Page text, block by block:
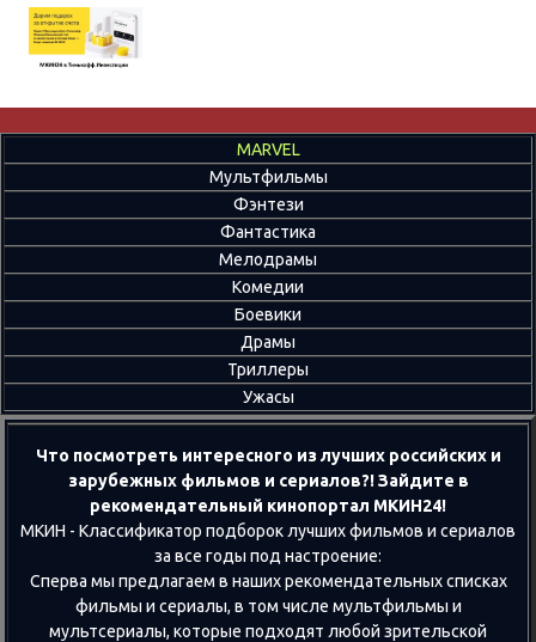
MARVEL
Мультфильмы
Фэнтези
Фантастика
Мелодрамы
Комедии
Боевики
Драмы
Триллеры
Ужасы
Что посмотреть интересного из лучших российских и
зарубежных фильмов и сериалов?! Зайдите в
рекомендательный кинопортал МКИН24!
МКИН - Классификатор подборок лучших фильмов и сериалов
за все годы под настроение:
Сперва мы предлагаем в наших рекомендательных списках
фильмы и сериалы, в том числе мультфильмы и
мультсериалы, которые подходят любой зрительской